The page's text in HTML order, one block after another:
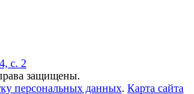
с. 2
защищены.
персональных данных. Карта сайта